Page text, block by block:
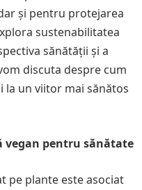
și pentru protejarea
sustenabilitatea
sănătății și a
discuta despre cum
la un viitor mai sănătos
vegan pentru sănătate
pe plante este asociat